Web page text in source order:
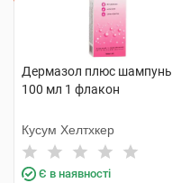
Дермазол плюс шампунь
100 мл 1 флакон
Кусум Хелтхкер
Є в наявності